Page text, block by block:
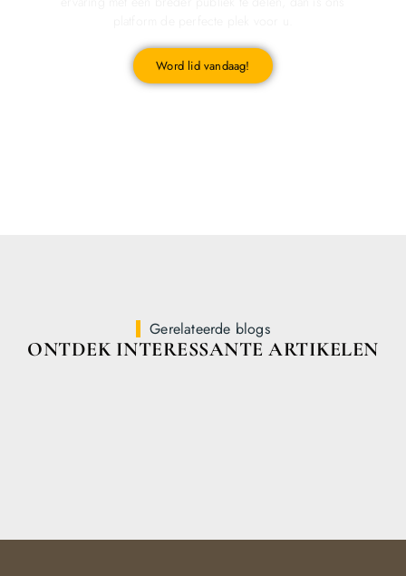
Word lid vandaag!
Gerelateerde blogs
ONTDEK INTERESSANTE ARTIKELEN